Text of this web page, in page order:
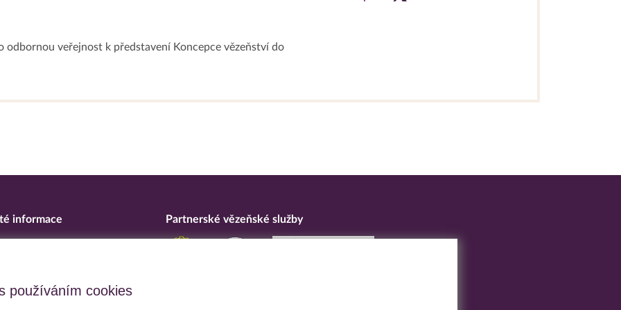
používáním cookies
odbornou veřejnost k představení Koncepce vězeňství do
informace
opatření
Partnerské vězeňské služby